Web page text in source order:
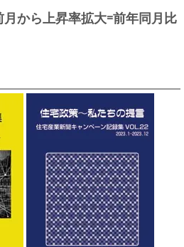
から上昇率拡大=前年同月比